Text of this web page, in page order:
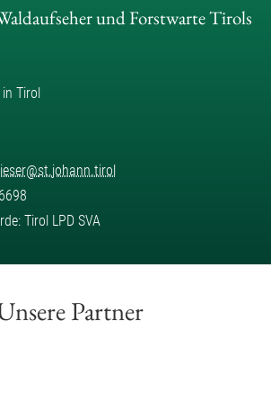
und Forstwarte Tirols
Tirol
@st.johann.tirol
Tirol LPD SVA
Partner